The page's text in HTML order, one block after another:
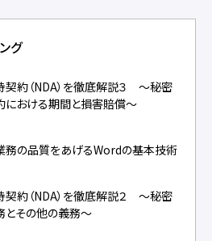
グ
契約（NDA）を徹底解説３ ～秘密
における期間と損害賠償～
務の品質をあげるWordの基本技術
契約（NDA）を徹底解説２ ～秘密
とその他の義務～